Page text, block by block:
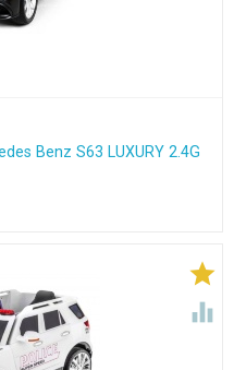
Benz S63 LUXURY 2.4G

